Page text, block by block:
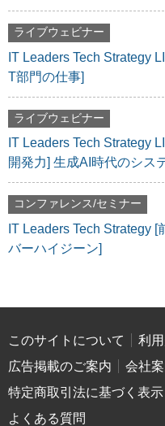
ライブウェビナー
IT Leaders Tech Strategy
T部門の仕事]
ライブウェビナー
IT Leaders Tech Strategy
開発力] 生成AI時代のシス
コンファレンス/セミナー
IT Leaders Tech Strategy
バーハイジーン]
このサイトについて 利
広告掲載のご案内
会社
特定商取引法に基づく表示
よくある質問